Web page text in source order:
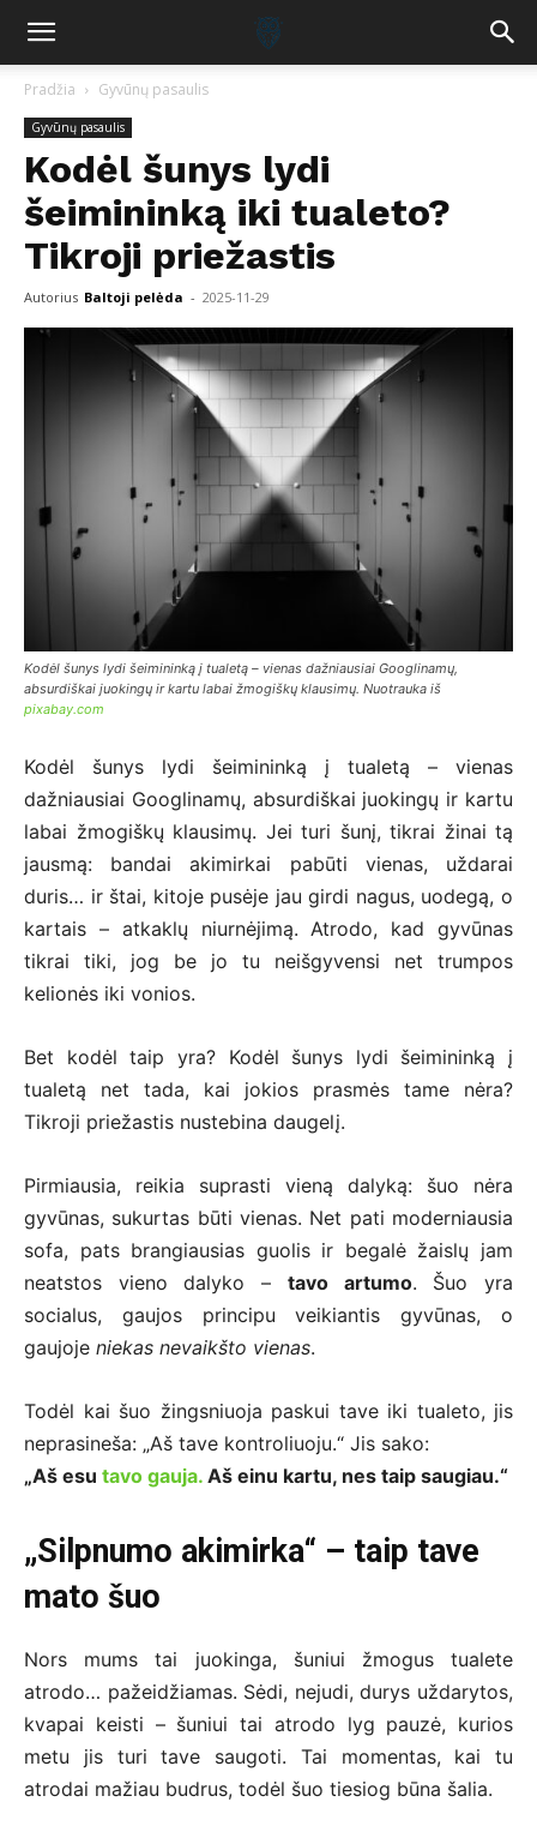
Pradžia Gyvūnų pasaulis
Gyvūnų pasaulis
Kodėl šunys lydi
šeimininką iki tualeto?
Tikroji priežastis
Autorius Baltoji pelėda - 2025-11-29
Kodėl šunys lydi šeimininką į tualetą – vienas dažniausiai Googlinamų,
absurdiškai juokingų ir kartu labai žmogiškų klausimų. Nuotrauka iš
pixabay.com
Kodėl šunys lydi šeimininką į tualetą – vienas
dažniausiai Googlinamų, absurdiškai juokingų ir kartu
labai žmogiškų klausimų. Jei turi šunį, tikrai žinai tą
jausmą: bandai akimirkai pabūti vienas, uždarai
duris… ir štai, kitoje pusėje jau girdi nagus, uodegą, o
kartais – atkaklų niurnėjimą. Atrodo, kad gyvūnas
tikrai tiki, jog be jo tu neišgyvensi net trumpos
kelionės iki vonios.
Bet kodėl taip yra? Kodėl šunys lydi šeimininką į
tualetą net tada, kai jokios prasmės tame nėra?
Tikroji priežastis nustebina daugelį.
Pirmiausia, reikia suprasti vieną dalyką: šuo nėra
gyvūnas, sukurtas būti vienas. Net pati moderniausia
sofa, pats brangiausias guolis ir begalė žaislų jam
neatstos vieno dalyko – tavo artumo. Šuo yra
socialus, gaujos principu veikiantis gyvūnas, o
gaujoje niekas nevaikšto vienas.
Todėl kai šuo žingsniuoja paskui tave iki tualeto, jis
neprasineša: „Aš tave kontroliuoju.“ Jis sako:
„Aš esu tavo gauja. Aš einu kartu, nes taip saugiau.“
„Silpnumo akimirka“ – taip tave
mato šuo
Nors mums tai juokinga, šuniui žmogus tualete
atrodo… pažeidžiamas. Sėdi, nejudi, durys uždarytos,
kvapai keisti – šuniui tai atrodo lyg pauzė, kurios
metu jis turi tave saugoti. Tai momentas, kai tu
atrodai mažiau budrus, todėl šuo tiesiog būna šalia.